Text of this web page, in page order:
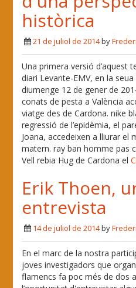
històrica
21 de juliol de 2014by
Una primera versió d’aquest
diari Levante-EMV, en la
diumenge 12 de gener de
conats de pesta a València
viatge des de Cardona. nike
regressió de l’epidèmia, el
Joana, accedeixen a lliurar el
matern. ray ban homme pas
Vell rebia Hug de Cardona el
Erik Thoen,
entrevista
14 de juliol de 2014by
En el marc de la nostra
joves investigadors que
flamencs fa poc més de dos